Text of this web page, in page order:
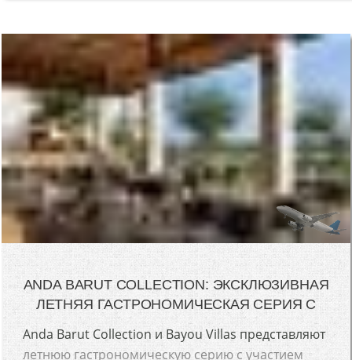
ANDA BARUT COLLECTION: ЭКСКЛЮЗИВНАЯ
ЛЕТНЯЯ ГАСТРОНОМИЧЕСКАЯ СЕРИЯ С
Anda Barut Collection и Bayou Villas представляют
летнюю гастрономическую серию с участием